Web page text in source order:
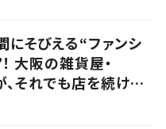
にそびえる“ファンシ
大阪の雑貨屋・
それでも店を続ける